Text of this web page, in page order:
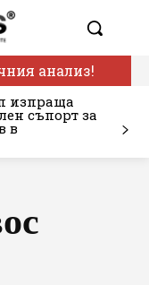
анализ!
изпраща
съпорт за
в